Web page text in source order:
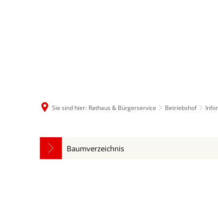
Sie sind hier: Rathaus & Bürgerservice Betriebshof
Baumverzeichnis